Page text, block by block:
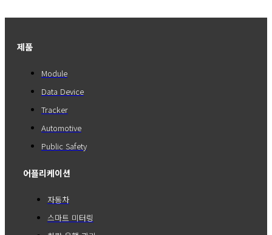
제품
Module
Data Device
Tracker
Automotive
Public Safety
어플리케이션
자동차
스마트 미터링